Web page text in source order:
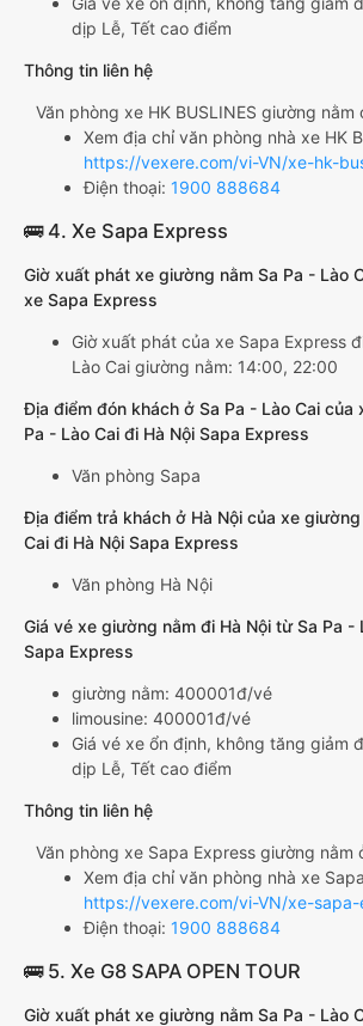
dịp Lễ, Tết cao điểm
Thông tin liên hệ
Văn phòng xe HK BUSLINES giường nằm
Xem địa chỉ văn phòng nhà xe HK
https://vexere.com/vi-VN/xe-hk-
Điện thoại: 1900 888684
🚌 4. Xe Sapa Express
Giờ xuất phát xe giường nằm Sa Pa - Lào
xe Sapa Express
Giờ xuất phát của xe Sapa Express
Lào Cai giường nằm: 14:00, 22:00
Địa điểm đón khách ở Sa Pa - Lào Cai của
Pa - Lào Cai đi Hà Nội Sapa Express
Văn phòng Sapa
Địa điểm trả khách ở Hà Nội của xe
Cai đi Hà Nội Sapa Express
Văn phòng Hà Nội
Giá vé xe giường nằm đi Hà Nội từ Sa Pa -
Sapa Express
giường nằm: 400001đ/vé
limousine: 400001đ/vé
Giá vé xe ổn định, không tăng giảm
dịp Lễ, Tết cao điểm
Thông tin liên hệ
Văn phòng xe Sapa Express giường nằm
Xem địa chỉ văn phòng nhà xe
https://vexere.com/vi-VN/xe-sapa-
Điện thoại: 1900 888684
🚌 5. Xe G8 SAPA OPEN TOUR
Giờ xuất phát xe giường nằm Sa Pa - Lào